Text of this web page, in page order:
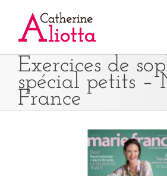
contenu
Exercices de
spécial petits –
France